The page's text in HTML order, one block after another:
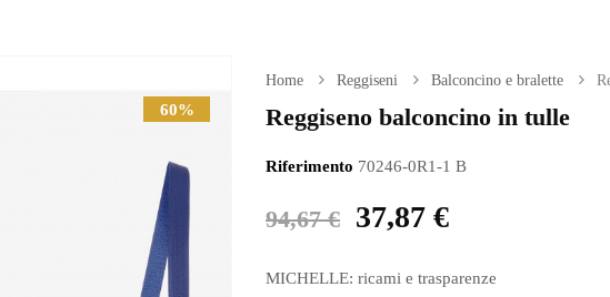
60%
Home Reggiseni Balconcino e bralette
Reggiseno balconcino in tulle
Riferimento 70246-0R1-1 B
94,67 € 37,87 €
MICHELLE: ricami e trasparenze